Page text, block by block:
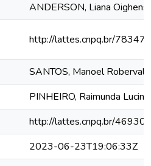
ANDERSON, Liana
http://lattes.cnpq.br/
SANTOS, Manoel Roberval
PINHEIRO, Raimunda
http://lattes.cnpq.br/
2023-06-23T19:06:33Z